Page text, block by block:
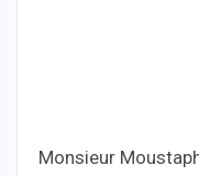
Monsieur